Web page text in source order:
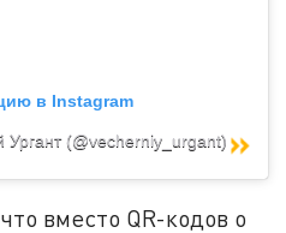
в Instagram
Ургант (@vecherniy_urgant)
вместо QR-кодов о